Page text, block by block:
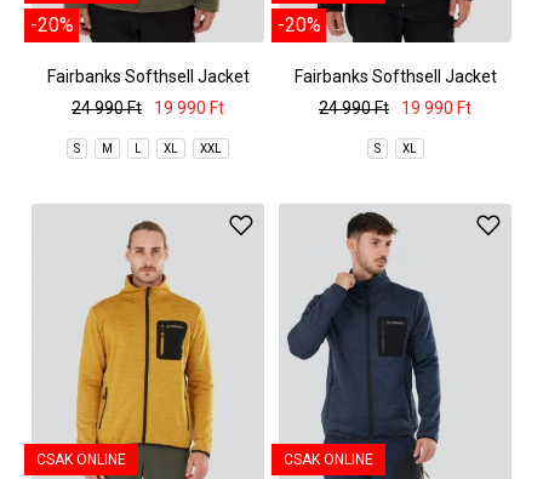
-20%
Fairbanks Softhsell Jacket
24 990 Ft
19 990 Ft
S M L XL XXL
-20%
Fairbanks Softhsell Jacket
24 990 Ft
19 990 Ft
S XL
CSAK ONLINE CSAK ONLINE